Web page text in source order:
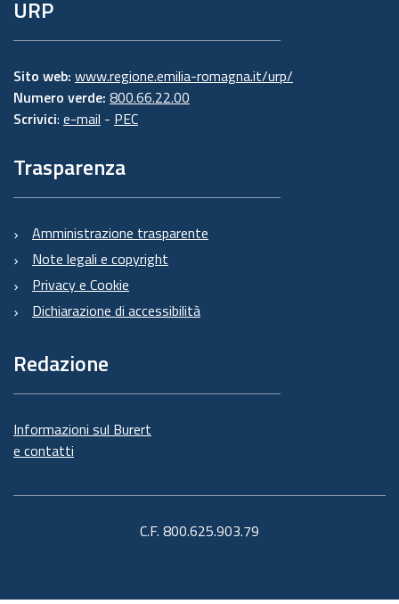
URP
Sito web: www.regione.emilia-romagna.it/urp/
Numero verde: 800.66.22.00
Scrivici: e-mail - PEC
Trasparenza
Amministrazione trasparente
Note legali e copyright
Privacy e Cookie
Dichiarazione di accessibilità
Redazione
Informazioni sul Burert
e contatti
C.F. 800.625.903.79